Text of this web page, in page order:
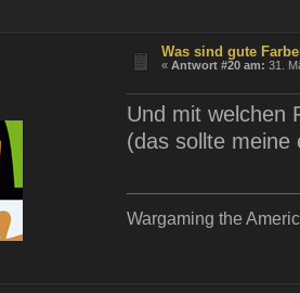
Was sind gute
«Antwort #20 am: 31.
Und mit welchen
(das sollte meine
Wargaming the